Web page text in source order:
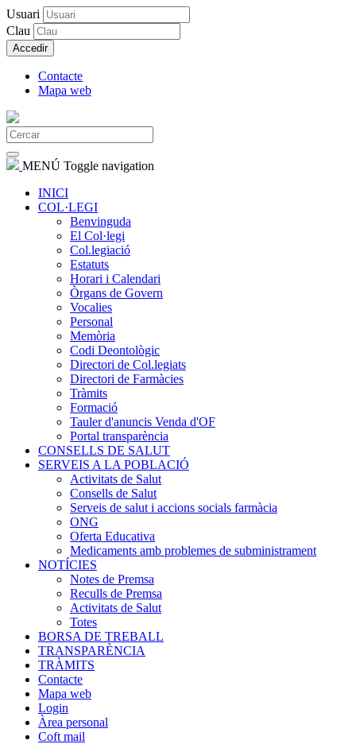
Usuari
Clau
Accedir
Contacte
Mapa web
MENÚ Toggle navigation
INICI
COL·LEGI
Benvinguda
El Col·legi
Col.legiació
Estatuts
Horari i Calendari
Òrgans de Govern
Vocalies
Personal
Memòria
Codi Deontològic
Directori de Col.legiats
Directori de Farmàcies
Tràmits
Formació
Tauler d'anuncis Venda d'OF
Portal transparència
CONSELLS DE SALUT
SERVEIS A LA POBLACIÓ
Activitats de Salut
Consells de Salut
Serveis de salut i accions socials farmàcia
ONG
Oferta Educativa
Medicaments amb problemes de subministrament
NOTÍCIES
Notes de Premsa
Reculls de Premsa
Activitats de Salut
Totes
BORSA DE TREBALL
TRANSPARÈNCIA
TRÀMITS
Contacte
Mapa web
Login
Àrea personal
Coft mail